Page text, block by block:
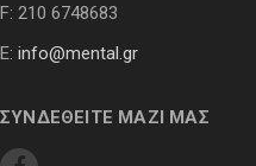
F: 210 6748683
E: info@mental.gr
ΣΥΝΔΕΘΕΙΤΕ ΜΑΖΙ ΜΑΣ